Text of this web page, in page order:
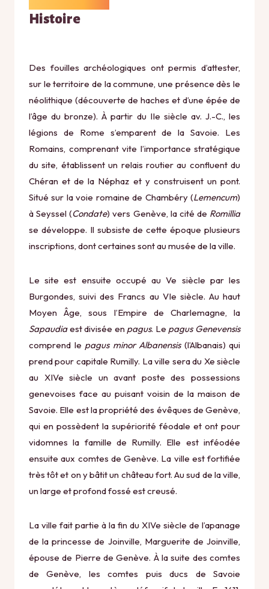
Histoire
Des fouilles archéologiques ont permis d’attester,
sur le territoire de la commune, une présence dès le
néolithique (découverte de haches et d’une épée de
l’âge du bronze). À partir du IIe siècle av. J.-C., les
légions de Rome s’emparent de la Savoie. Les
Romains, comprenant vite l’importance stratégique
du site, établissent un relais routier au confluent du
Chéran et de la Néphaz et y construisent un pont.
Situé sur la voie romaine de Chambéry (Lemencum)
à Seyssel (Condate) vers Genève, la cité de Romillia
se développe. Il subsiste de cette époque plusieurs
inscriptions, dont certaines sont au musée de la ville.
Le site est ensuite occupé au Ve siècle par les
Burgondes, suivi des Francs au VIe siècle. Au haut
Moyen Âge, sous l’Empire de Charlemagne, la
Sapaudiaest divisée en pagus. Le pagus Genevensis
comprend le pagus minor Albanensis(l’Albanais) qui
prend pour capitale Rumilly. La ville sera du Xe siècle
au XIVe siècle un avant poste des possessions
genevoises face au puisant voisin de la maison de
Savoie. Elle est la propriété des évêques de Genève,
qui en possèdent la supériorité féodale et ont pour
vidomnes la famille de Rumilly. Elle est inféodée
ensuite aux comtes de Genève. La ville est fortifiée
très tôt et on y bâtit un château fort. Au sud de la ville,
un large et profond fossé est creusé.
La ville fait partie à la fin du XIVe siècle de l’apanage
de la princesse de Joinville, Marguerite de Joinville,
épouse de Pierre de Genève. À la suite des comtes
de Genève, les comtes puis ducs de Savoie